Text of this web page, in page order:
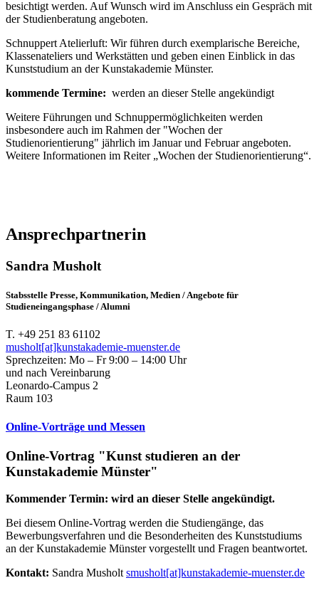
besichtigt werden. Auf Wunsch wird im Anschluss ein Gespräch mit
der Studienberatung angeboten.
Schnuppert Atelierluft: Wir führen durch exemplarische Bereiche,
Klassenateliers und Werkstätten und geben einen Einblick in das
Kunststudium an der Kunstakademie Münster.
kommende Termine: werden an dieser Stelle angekündigt
Weitere Führungen und Schnuppermöglichkeiten werden
insbesondere auch im Rahmen der "Wochen der
Studienorientierung" jährlich im Januar und Februar angeboten.
Weitere Informationen im Reiter „Wochen der Studienorientierung“.
Ansprechpartnerin
Sandra Musholt
Stabsstelle Presse, Kommunikation, Medien / Angebote für
Studieneingangsphase / Alumni
T. +49 251 83 61102
musholt[at]kunstakademie-muenster.de
Sprechzeiten: Mo – Fr 9:00 – 14:00 Uhr
und nach Vereinbarung
Leonardo-Campus 2
Raum 103
Online-Vorträge und Messen
Online-Vortrag "Kunst studieren an der
Kunstakademie Münster"
Kommender Termin: wird an dieser Stelle angekündigt.
Bei diesem Online-Vortrag werden die Studiengänge, das
Bewerbungsverfahren und die Besonderheiten des Kunststudiums
an der Kunstakademie Münster vorgestellt und Fragen beantwortet.
Kontakt: Sandra Musholtsmusholt[at]kunstakademie-muenster.de